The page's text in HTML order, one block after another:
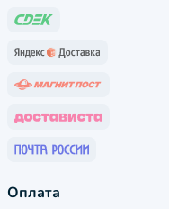
Оплата